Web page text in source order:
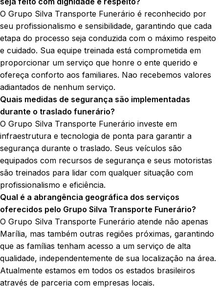
O Grupo Silva Transporte Funerário é reconhecido por
seu profissionalismo e sensibilidade, garantindo que cada
etapa do processo seja conduzida com o máximo respeito
e cuidado. Sua equipe treinada está comprometida em
proporcionar um serviço que honre o ente querido e
ofereça conforto aos familiares. Nao recebemos valores
adiantados de nenhum serviço.
Quais medidas de segurança são implementadas
durante o traslado funerário?
O Grupo Silva Transporte Funerário investe em
infraestrutura e tecnologia de ponta para garantir a
segurança durante o traslado. Seus veículos são
equipados com recursos de segurança e seus motoristas
são treinados para lidar com qualquer situação com
profissionalismo e eficiência.
Qual é a abrangência geográfica dos serviços
oferecidos pelo Grupo Silva Transporte Funerário?
O Grupo Silva Transporte Funerário atende não apenas
Marília, mas também outras regiões próximas, garantindo
que as famílias tenham acesso a um serviço de alta
qualidade, independentemente de sua localização na área.
Atualmente estamos em todos os estados brasileiros
através de parceria com empresas locais.